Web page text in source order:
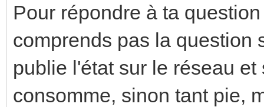
Pour répondre à ta
comprends pas la question
publie l'état sur le réseau
consomme, sinon tant pie,